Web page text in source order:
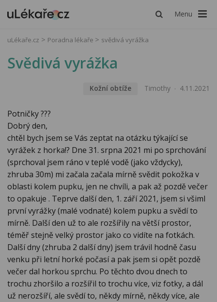
Menu
uLékaře.cz Poradna lékaře svědivá vyrážka
Svědivá vyrážka
Kožní obtíže Timothy 4.11.2021
Potničky ???
Dobrý den,
chtěl bych jsem se Vás zeptat na otázku týkající se
vyrážek z horka!? Dne 31. srpna 2021 mi po sprchování
(sprchoval jsem ráno v teplé vodě (jako vždycky),
zhruba 30m) mi začala začala mírně svědit pokožka v
oblasti kolem pupku, jen ne chvíli, a pak až pozdě večer
to opakuje . Teprve další den, 1. září 2021, jsem si všiml
první vyrážky (malé vodnaté) kolem pupku a svědí to
mírně. Další den už to ale rozšířily na větší prostor,
téměř stejně velký prostor jako co vidíte na fotkách.
Další dny (zhruba 2 další dny) jsem trávil hodně času
venku při letní horké počasí a pak jsem si opět pozdě
večer dal horkou sprchu. Po těchto dvou dnech to
trochu zhoršilo a rozšířil to trochu více, viz fotky, a dál
už nerozšíří, ale svědí to, někdy mírně, někdy více, ale